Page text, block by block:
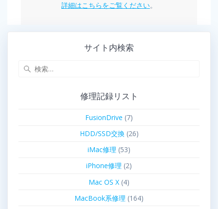
詳細はこちらをご覧ください。
サイト内検索
修理記録リスト
FusionDrive (7)
HDD/SSD交換(26)
iMac修理 (53)
iPhone修理 (2)
Mac OS X (4)
MacBook系修理 (164)